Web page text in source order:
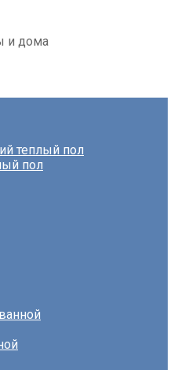
и дома
теплый пол
пол